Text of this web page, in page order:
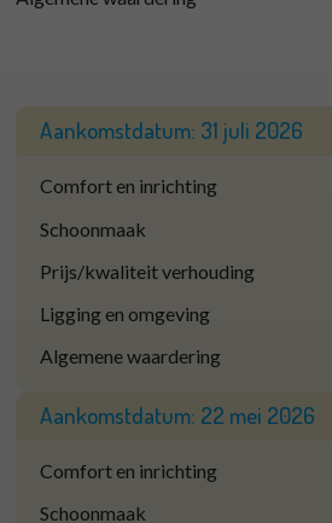
Aankomstdatum: 31 juli 2026
Comfort en inrichting
Schoonmaak
Prijs/kwaliteit verhouding
Ligging en omgeving
Algemene waardering
Aankomstdatum: 22 mei 2026
Comfort en inrichting
Schoonmaak